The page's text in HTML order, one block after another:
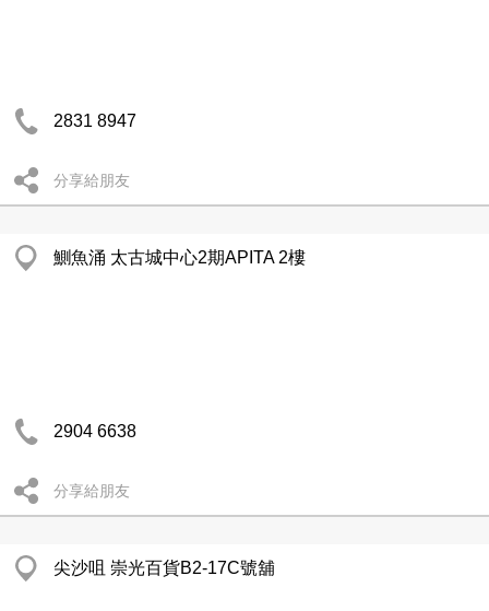
2831 8947
分享給朋友
鰂魚涌 太古城中心2期APITA 2樓
2904 6638
分享給朋友
尖沙咀 崇光百貨B2-17C號舖